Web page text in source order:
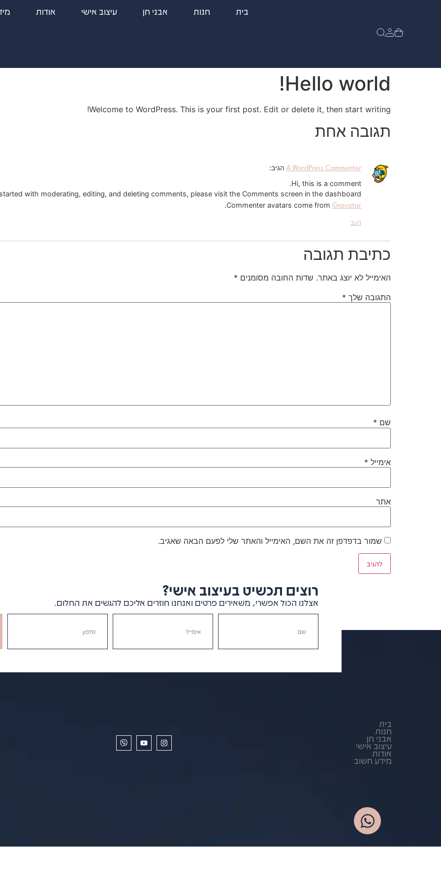
בית חנות אבני חן עיצוב אישי אודות
Hello world!
Welcome to WordPress. This is your first post. Edit or delete it, then start writing!
תגובה אחת
A WordPress Commenter הגיב:
Hi, this is a comment.
with moderating, editing, and deleting comments, please visit the Comments screen in the dashboard.
Commenter avatars come from Gravatar
.
הגב
כתיבת תגובה
האימייל לא יוצג באתר. שדות החובה מסומנים *
התגובה שלך *
שם *
אימייל *
אתר
שמור בדפדפן זה את השם, האימייל והאתר שלי לפעם הבאה שאגיב.
רוצים תכשיט בעיצוב אישי?
אצלנו הכול אפשרי, משאירים פרטים ואנחנו חוזרים אליכם להגשים את החלום.
בית
חנות
אבני חן
עיצוב אישי
אודות
מידע חשוב